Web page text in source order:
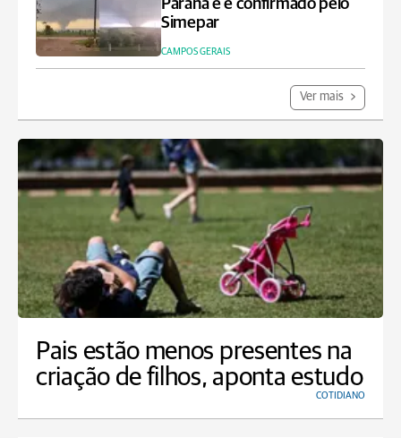
Paraná e é confirmado pelo
Simepar
CAMPOS GERAIS
Ver mais
Pais estão menos presentes na
criação de filhos, aponta estudo
COTIDIANO